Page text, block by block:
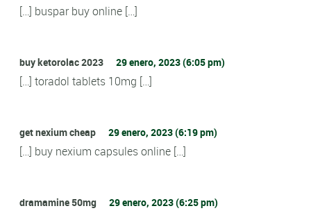
[…] buspar buy online […]
buy ketorolac 2023 29 enero, 2023 (6:05 pm)
[…] toradol tablets 10mg […]
get nexium cheap 29 enero, 2023 (6:19 pm)
[…] buy nexium capsules online […]
dramamine 50mg 29 enero, 2023 (6:25 pm)